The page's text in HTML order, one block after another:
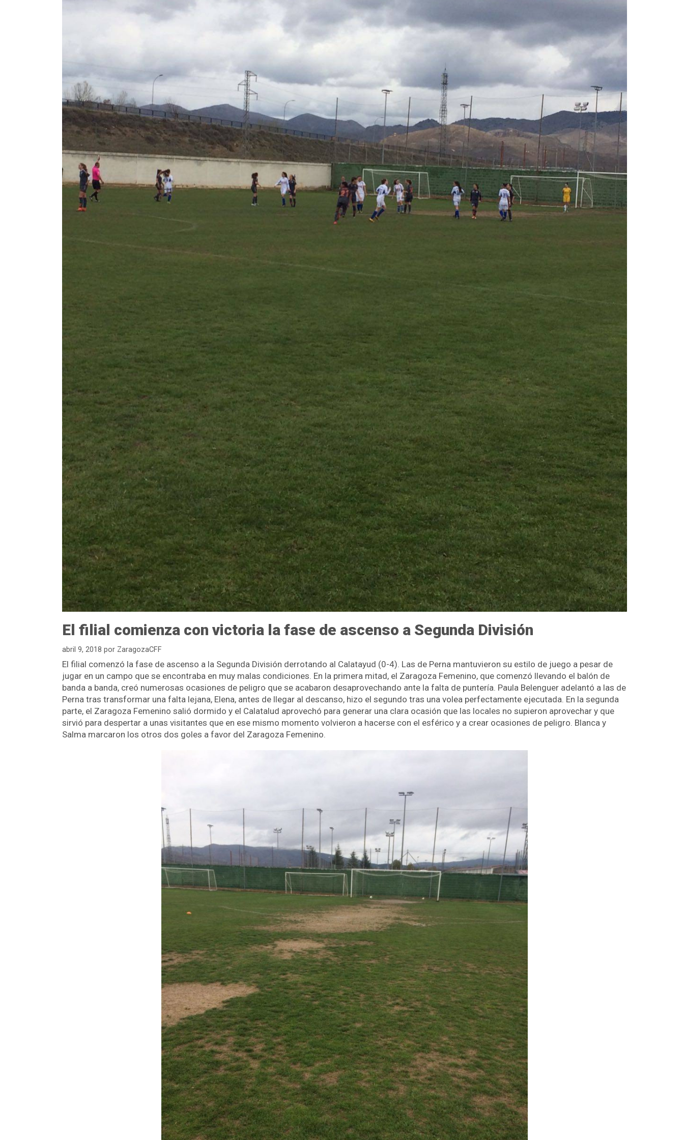
El filial comienza con victoria la fase de ascenso a Segunda División
abril 9, 2018 por ZaragozaCFF
El filial comenzó la fase de ascenso a la Segunda División derrotando al Calatayud (0-4). Las de Perna mantuvieron su estilo de juego a pesar de
jugar en un campo que se encontraba en muy malas condiciones. En la primera mitad, el Zaragoza Femenino, que comenzó llevando el balón de
banda a banda, creó numerosas ocasiones de peligro que se acabaron desaprovechando ante la falta de puntería. Paula Belenguer adelantó a las de
Perna tras transformar una falta lejana, Elena, antes de llegar al descanso, hizo el segundo tras una volea perfectamente ejecutada. En la segunda
parte, el Zaragoza Femenino salió dormido y el Calatalud aprovechó para generar una clara ocasión que las locales no supieron aprovechar y que
sirvió para despertar a unas visitantes que en ese mismo momento volvieron a hacerse con el esférico y a crear ocasiones de peligro. Blanca y
Salma marcaron los otros dos goles a favor del Zaragoza Femenino.